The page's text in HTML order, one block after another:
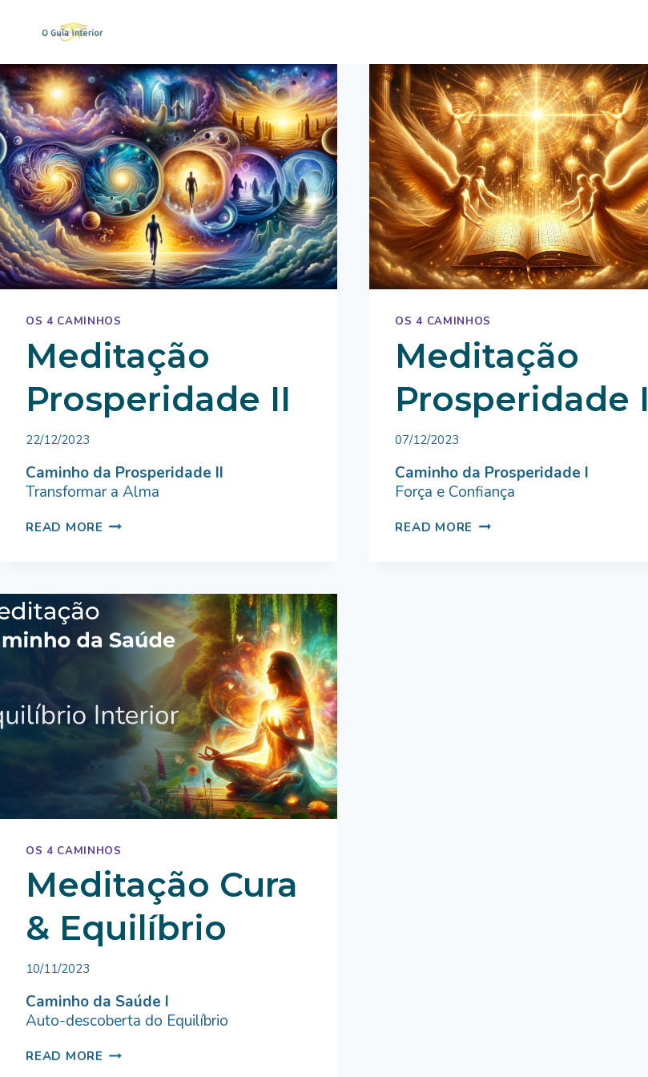
OS 4 CAMINHOS
Meditação
Prosperidade II
By
Miranda
22/12/2023
Caminho da Prosperidade II
Transformar a Alma
READ MOREMEDITAÇÃO
OS 4 CAMINHOS
Meditação
Prosperidade I
By
Miranda
07/12/2023
Caminho da Prosperidade I
Força e Confiança
READ MORE MEDITAÇÃO
OS 4 CAMINHOS
Meditação Cura
& Equilíbrio
By
Miranda
10/11/2023
Caminho da Saúde I
Auto-descoberta do Equilíbrio
READ MOREMEDITAÇÃO